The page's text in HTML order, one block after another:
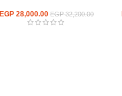
EGP32,200.00
EGP28,000.00